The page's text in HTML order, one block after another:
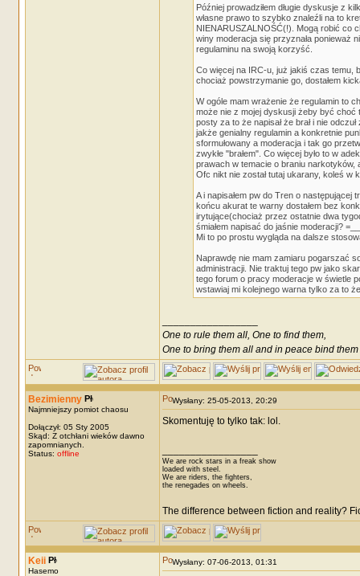
Później prowadziłem długie dyskusje z
własne prawo to szybko znaleźli na to
NIENARUSZALNOŚĆ(!). Mogą robić co
winy moderacja się przyznała ponieważ
regulaminu na swoją korzyść.
Co więcej na IRC-u, już jakiś czas temu,
chociaż powstrzymanie go, dostałem
W ogóle mam wrażenie że regulamin to
może nie z mojej dyskusji żeby być
posty za to że napisał że brał i nie
jakże genialny regulamin a konkretnie
sformułowany a moderacja i tak go
zwykłe "brałem". Co więcej było to w
prawach w temacie o braniu narkotyków,
Ofc nikt nie został tutaj ukarany, koleś w
A i napisałem pw do Tren o następującej
końcu akurat te warny dostałem bez
irytujące(chociaż przez ostatnie dwa
śmiałem napisać do jaśnie moderacji?
Mi to po prostu wygląda na dalsze
Naprawdę nie mam zamiaru pogarszać
administracji. Nie traktuj tego pw jako
tego forum o pracy moderacje w świetle
wstawiaj mi kolejnego warna tylko za to
One to rule them all, One to find them,
One to bring them all and in peace bind them
Bezimienny
Najmniejszy pomiot chaosu
Dołączył: 05 Sty 2005
Skąd: Z otchłani wieków dawno
zapomnianych.
Status: offline
Wysłany: 25-05-2013, 20:29
Skomentuję to tylko tak: lol.
We are rock stars in a freak show
loaded with steel.
We are riders, the fighters,
the renegades on wheels.
The difference between fiction and reality?
Keii
Hasemo
Wysłany: 07-06-2013, 01:31